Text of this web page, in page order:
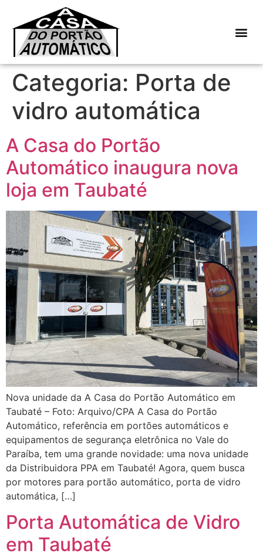
Categoria: Porta de
vidro automática
A Casa do Portão
Automático inaugura nova
loja em Taubaté
Nova unidade da A Casa do Portão Automático em
Taubaté – Foto: Arquivo/CPA A Casa do Portão
Automático, referência em portões automáticos e
equipamentos de segurança eletrônica no Vale do
Paraíba, tem uma grande novidade: uma nova unidade
da Distribuidora PPA em Taubaté! Agora, quem busca
por motores para portão automático, porta de vidro
automática, […]
Porta Automática de Vidro
em Taubaté